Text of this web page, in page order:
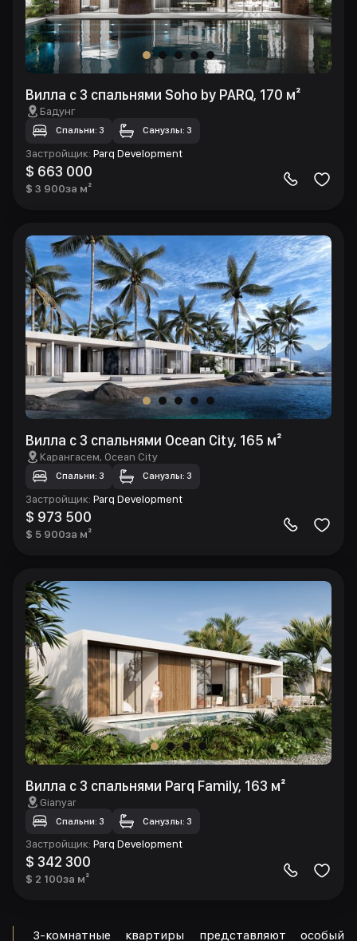
Вилла с 3 спальнями Soho by PARQ, 170 м²
Бадунг
Спальни: 3 Санузлы: 3
Застройщик: Parq Development
$ 663 000
$ 3 900за м²
Вилла с 3 спальнями Ocean City, 165 м²
Карангасем, Ocean City
Спальни: 3 Санузлы: 3
Застройщик: Parq Development
$ 973 500
$ 5 900за м²
Вилла с 3 спальнями Parq Family, 163 м²
Gianyar
Спальни: 3 Санузлы: 3
Застройщик: Parq Development
$ 342 300
$ 2 100за м²
3-комнатные квартиры представляют особый